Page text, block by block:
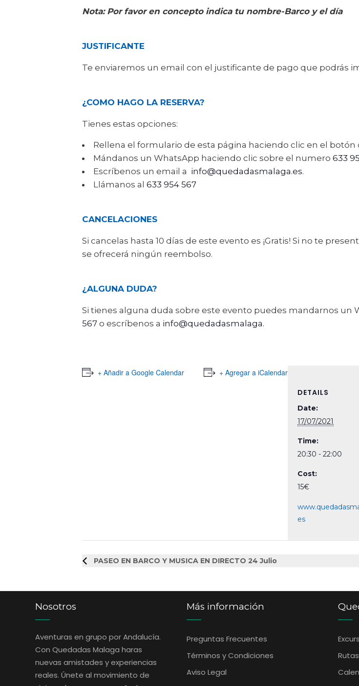
Nota: Por favor en concepto indica tu nombre-Barco y el día
JUSTIFICANTE
Te enviaremos un email con el justificante de pago que podrás
¿COMO HAGO LA RESERVA?
Tienes estas opciones:
Rellena el formulario de esta página haciendo clic en el botón
Mándanos un WhatsApp haciendo clic sobre el numero 633
Escríbenos un email a info@quedadasmalaga.es.
Llámanos al 633 954 567
CANCELACIONES
Si cancelas hasta 10 días de este evento es ¡Gratis! Si no te
se ofrecerá ningún reembolso.
¿ALGUNA DUDA?
Si tienes alguna duda sobre este evento puedes mandarnos un
567 o escríbenos a info@quedadasmalaga.
+ Añadir a Google Calendar + Agregar a iCalendar
DETAILS
Date:
17/07/2021
Time:
20:30 - 22:00
Cost:
15€
es
PASEO EN BARCO Y MUSICA EN DIRECTO 24 Julio
Nosotros
Aventuras en grupo por Andalucía.
Con Quedadas Malaga haras
nuevas amistades y experiencias
reales. Únete al movimiento de
Más información
Preguntas Frecuentes
‎Términos y Condiciones
Aviso Legal